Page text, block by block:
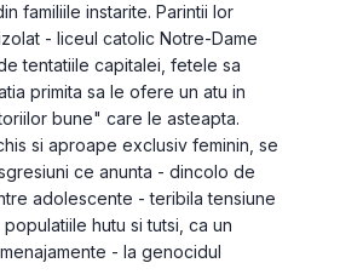
familiile instarite. Parintii lor
- liceul catolic Notre-Dame
tentatiile capitalei, fetele sa
primita sa le ofere un atu in
bune" care le asteapta.
si aproape exclusiv feminin, se
ce anunta - dincolo de
adolescente - teribila tensiune
hutu si tutsi, ca un
- la genocidul